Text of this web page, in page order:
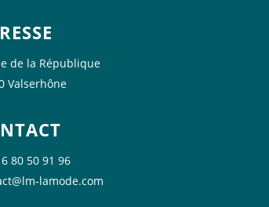
de la République
Valserhône
80 50 91 96
lamode.com